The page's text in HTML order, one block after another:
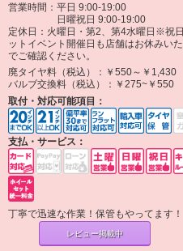
す。
営業時間：平日 9:00-19:00
日曜祝日 9:00-19:00
定休日： 火曜日・第2、第4水曜日※祝
ットイベント開催日も店舗はお休みい
でご確認ください。
廃タイヤ料（税込）： ￥550～￥1,430
バルブ交換料（税込）： ￥275~￥550
取付・対応可能項目：
支払・サービス：
丁寧で迅速な作業！保管もやってます！
レビュー掲載中